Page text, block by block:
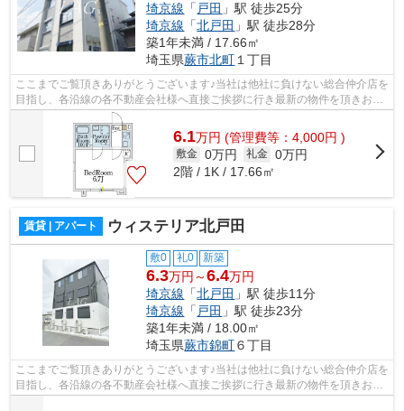
埼京線 「 戸田 」駅 徒歩25分
埼京線 「北戸田 」駅 徒歩28分
築1年未満 / 17.66㎡
埼玉県蕨市北町１丁目
ここまでご覧頂きありがとうございます♪当社は他社に負けない総合仲介店を
目指し、各沿線の各不動産会社様へ直接ご挨拶に行き最新の物件を頂きお客
様へ提供しております！最新の情報は...
6.1万円 (管理費等：4,000円 )
敷金 0万円 礼金 0万円
2階 / 1K / 17.66㎡
賃貸 | アパート ウィステリア北戸田
敷0 礼0 新築
6.3万円～6.4万円
埼京線 「北戸田 」駅 徒歩11分
埼京線 「 戸田 」駅 徒歩23分
築1年未満 / 18.00㎡
埼玉県蕨市錦町６丁目
ここまでご覧頂きありがとうございます♪当社は他社に負けない総合仲介店を
目指し、各沿線の各不動産会社様へ直接ご挨拶に行き最新の物件を頂きお客